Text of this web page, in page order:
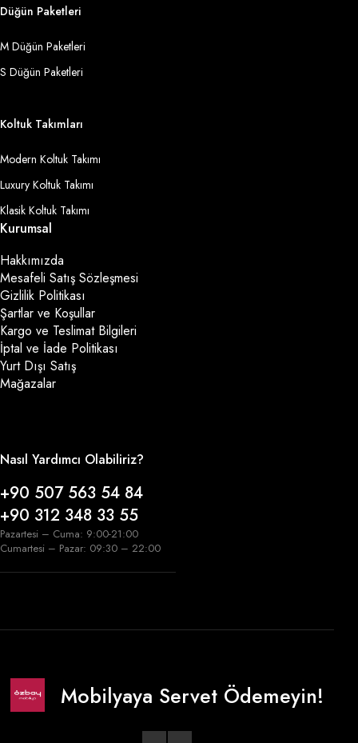
Düğün Paketleri
M Düğün Paketleri
S Düğün Paketleri
Koltuk Takımları
Modern Koltuk Takımı
Luxury Koltuk Takımı
Klasik Koltuk Takımı
Kurumsal
Hakkımızda
Mesafeli Satış Sözleşmesi
Gizlilik Politikası
Şartlar ve Koşullar
Kargo ve Teslimat Bilgileri
İptal ve İade Politikası
Yurt Dışı Satış
Mağazalar
Nasıl Yardımcı Olabiliriz?
+90 507 563 54 84
+90 312 348 33 55
Pazartesi – Cuma: 9:00-21:00
Cumartesi – Pazar: 09:30 – 22:00
Mobilyaya Servet Ödemeyin!